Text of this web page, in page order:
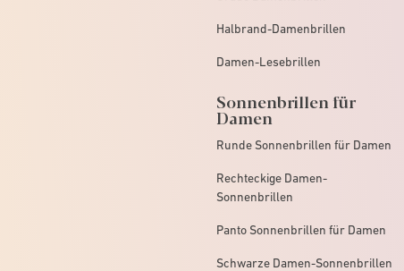
Halbrand-Damenbrillen
Damen-Lesebrillen
Sonnenbrillen für
Damen
Runde Sonnenbrillen für Damen
Rechteckige Damen-
Sonnenbrillen
Panto Sonnenbrillen für Damen
Schwarze Damen-Sonnenbrillen